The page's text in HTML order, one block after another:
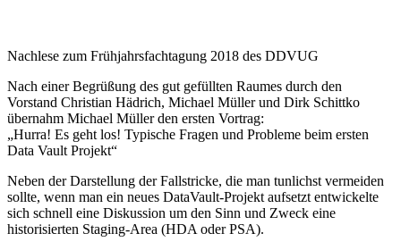
Nachlese zum Frühjahrsfachtagung 2018 des DDVUG
Nach einer Begrüßung des gut gefüllten Raumes durch den
Vorstand Christian Hädrich, Michael Müller und Dirk Schittko
übernahm Michael Müller den ersten Vortrag:
„Hurra! Es geht los! Typische Fragen und Probleme beim ersten
Data Vault Projekt“
Neben der Darstellung der Fallstricke, die man tunlichst vermeiden
sollte, wenn man ein neues DataVault-Projekt aufsetzt entwickelte
sich schnell eine Diskussion um den Sinn und Zweck eine
historisierten Staging-Area (HDA oder PSA).